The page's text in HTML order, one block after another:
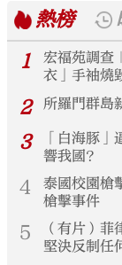
熱榜
1
宏福苑調查
衣」手袖燒
2 所羅門群島
3
「白海豚
響我國？
4
泰國校園槍
槍擊事件
5
（有片）
堅決反制任